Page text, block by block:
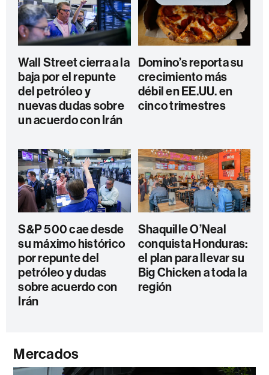
Wall Street cierra a la
baja por el repunte
del petróleo y
nuevas dudas sobre
un acuerdo con Irán
Domino’s reporta su
crecimiento más
débil en EE.UU. en
cinco trimestres
S&P 500 cae desde
su máximo histórico
por repunte del
petróleo y dudas
sobre acuerdo con
Irán
Shaquille O’Neal
conquista Honduras:
el plan para llevar su
Big Chicken a toda la
región
Mercados